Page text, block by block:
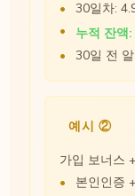
30일차:
누적 잔액
30일 전
예시 ②
가입 보너스
본인인증